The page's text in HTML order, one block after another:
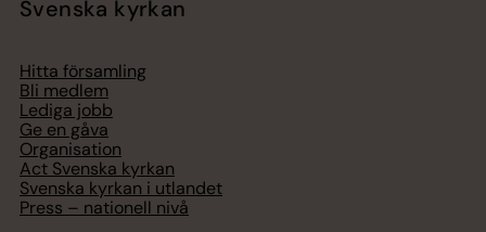
Svenska kyrkan
Hitta församling
Bli medlem
Lediga jobb
Ge en gåva
Organisation
Act Svenska kyrkan
Svenska kyrkan i utlandet
Press – nationell nivå